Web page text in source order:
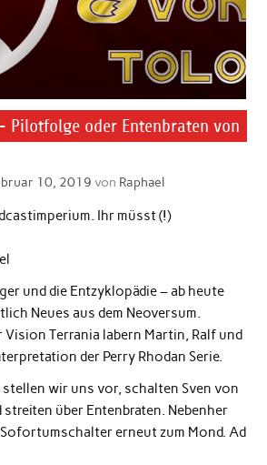
Pilotfolge oder Entenbraten von
10, 2019 von Raphael
Ihr müsst (!)
und die Entzyklopädie – ab heute
Neues aus dem Neoversum.
Vision Terrania labern Martin, Ralf und
der Perry Rhodan Serie.
wir uns vor, schalten Sven von
streiten über Entenbraten. Nebenher
erneut zum Mond. Ad